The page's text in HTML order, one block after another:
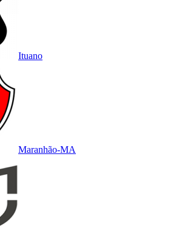
Ituano
Maranhão-MA